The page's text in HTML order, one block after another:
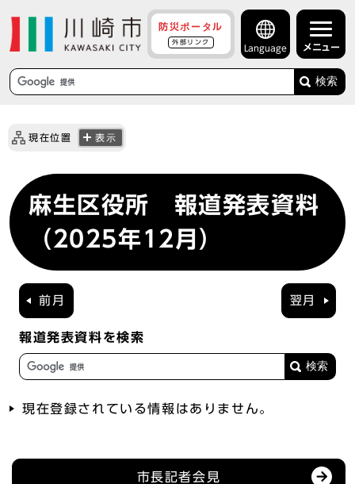
防災ポータル
外部リンク
Language メニュー
検索
現在位置 表示
麻生区役所 報道発表資料
（2025年12月）
前月 翌月
報道発表資料を検索
現在登録されている情報はありません。
市長記者会見